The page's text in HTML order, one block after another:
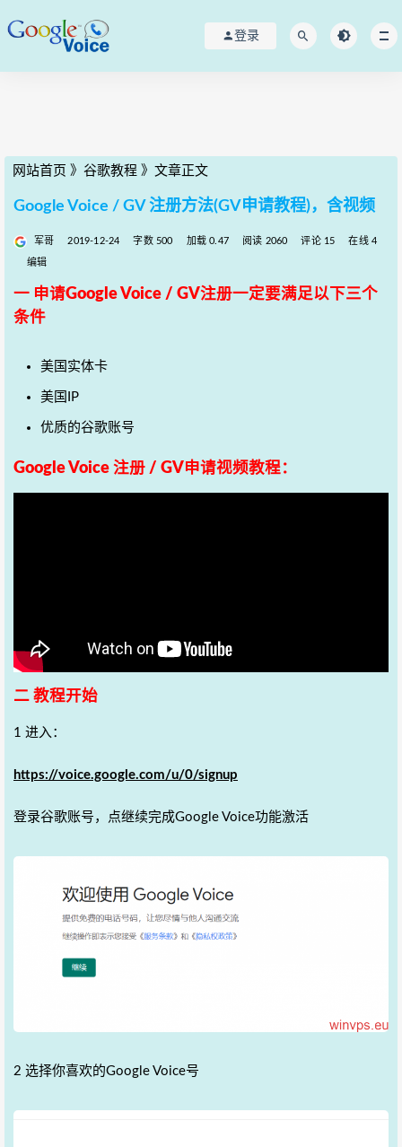
登录
网站首页 》 谷歌教程 》 文章正文
Google Voice / GV 注册方法(GV申请教程)，含视频
军哥 2019-12-24 字数 500 加载 0.47 阅读 2060 评论 15 在线 4
编辑
一 申请Google Voice / GV注册一定要满足以下三个
条件
美国实体卡
美国IP
优质的谷歌账号
Google Voice 注册 / GV申请视频教程：
二 教程开始
1 进入：
https://voice.google.com/u/0/signup
登录谷歌账号，点继续完成Google Voice功能激活
2 选择你喜欢的Google Voice号